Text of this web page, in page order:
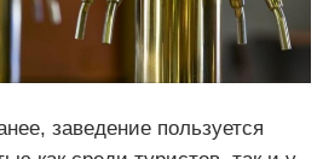
заведение пользуется